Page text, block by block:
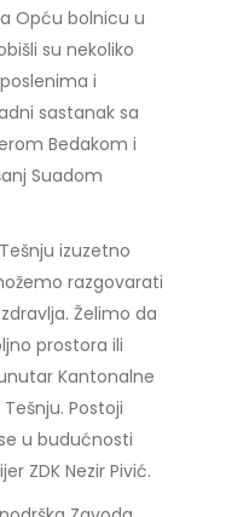
Opću bolnicu u
su nekoliko
i
sastanak sa
Bedakom i
Suadom
izuzetno
razgovarati
Želimo da
prostora ili
Kantonalne
Postoji
u budućnosti
ZDK Nezir Pivić.